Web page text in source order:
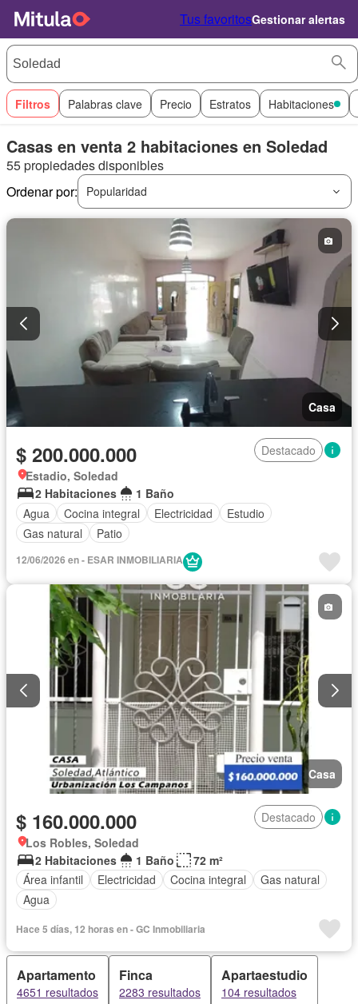
Tus favoritosGestionar alertas
Filtros Palabras clave Precio Estratos Habitaciones
Casas en venta 2 habitaciones en Soledad
55 propiedades disponibles
Ordenar por:
Popularidad
Casa
$ 200.000.000
Destacado
Estadio, Soledad
2 Habitaciones
1 Baño
Agua
Cocina integral Electricidad
Estudio
Gas natural
Patio
12/06/2026 en - ESAR INMOBILIARIA
Casa
$ 160.000.000
Destacado
Los Robles, Soledad
2 Habitaciones
1 Baño
72 m²
Área infantil
Electricidad Cocina integral
Gas natural
Agua
Hace 5 días, 12 horas en - GC Inmobiliaria
Apartamento
4651 resultados
Finca
2283 resultados
Apartaestudio
104 resultados